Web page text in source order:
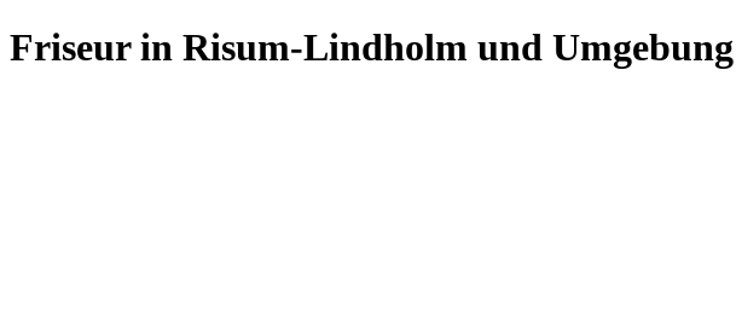
Friseur in Risum-Lindholm und Umgebung